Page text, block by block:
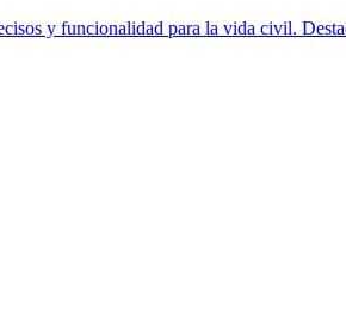
y funcionalidad para la vida civil.